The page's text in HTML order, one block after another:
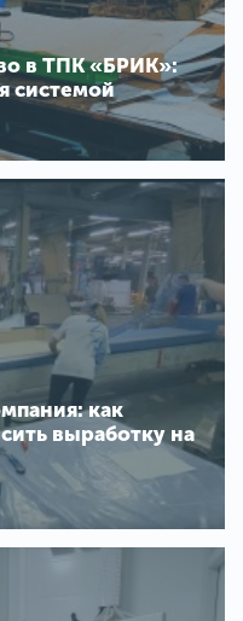
в ТПК «БРИК»:
системой
как
выработку на